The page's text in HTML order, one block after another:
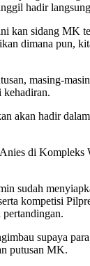
hadir
kan sidang MK
dimana pun,
masing-
kehadiran.
akan hadir
di Kompleks
sudah
kompetisi
pertandingan.
supaya
putusan MK.